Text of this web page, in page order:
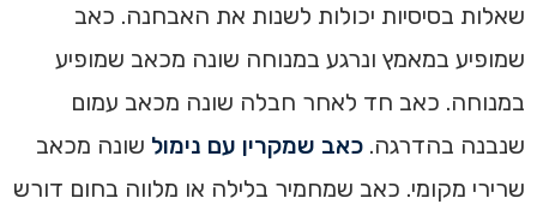
שאלות בסיסיות יכולות לשנות את האבחנה. כאב
שמופיע במאמץ ונרגע במנוחה שונה מכאב שמופיע
במנוחה. כאב חד לאחר חבלה שונה מכאב עמום
שנבנה בהדרגה. כאב שמקרין עם נימול שונה מכאב
שרירי מקומי. כאב שמחמיר בלילה או מלווה בחום דורש